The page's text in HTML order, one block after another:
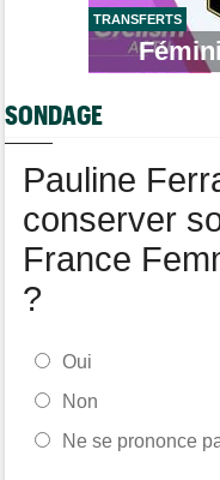
Tour de France Femmes
Marlen Reusser,
Le Tour Femmes,
TRANSFERTS
SONDAGE
Pauline
conserver
France
?
Oui
Non
Ne se prononce